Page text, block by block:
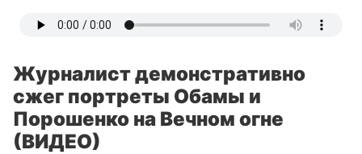
Журналист демонстративно
сжег портреты Обамы и
Порошенко на Вечном огне
(ВИДЕО)